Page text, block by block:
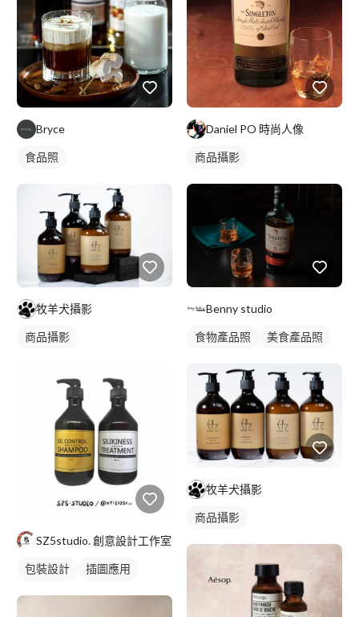
Bryce
食品照
牧羊犬攝影
商品攝影
SZ5studio. 創意設計工作室
包裝設計 插圖應用
Daniel PO 時尚人像
商品攝影
Benny studio
食物產品照 美食產品照
牧羊犬攝影
商品攝影